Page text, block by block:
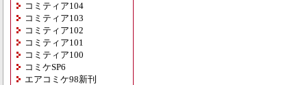
コミティア104
コミティア103
コミティア102
コミティア101
コミティア100
コミケSP6
エアコミケ98新刊